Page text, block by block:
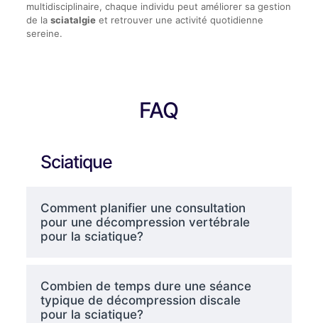
multidisciplinaire, chaque individu peut améliorer sa gestion
de la sciatalgieet retrouver une activité quotidienne
sereine.
FAQ
Sciatique
Comment planifier une consultation
pour une décompression vertébrale
pour la sciatique?
Combien de temps dure une séance
typique de décompression discale
pour la sciatique?